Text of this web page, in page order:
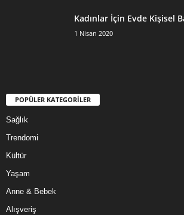
Kadınlar İçin Evde Kişisel
1 Nisan 2020
POPÜLER KATEGORİLER
Sağlık
Trendomi
Kültür
Yaşam
Anne & Bebek
Alışveriş